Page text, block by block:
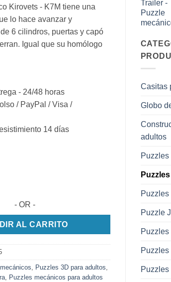
Kirovets - K7M tiene una
lo hace avanzar y
6 cilindros, puertas y capó
Igual que su homólogo
-24/48 horas
/ PayPal / Visa /
14 días
- OR -
AL CARRITO
, Puzzles 3D para adultos,
, Puzzles mecánicos para adultos
Casitas
Globo
adultos
Puzzle
Puzzles